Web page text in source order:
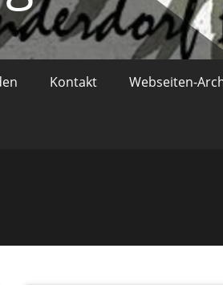
Kontakt Webseiten-